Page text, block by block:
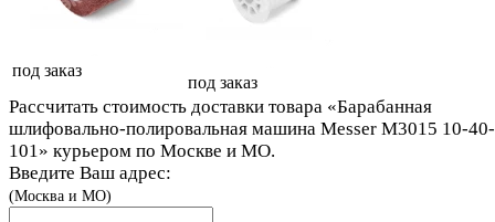
под заказ
под заказ
Рассчитать стоимость доставки товара «Барабанная
шлифовально-полировальная машина Messer M3015 10-40-
101» курьером по Москве и МО.
Введите Ваш адрес:
(Москва и МО)